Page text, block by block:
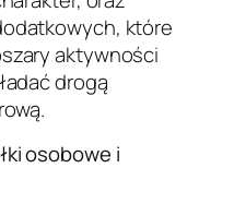
które
aktywności
drogą
osobowe i